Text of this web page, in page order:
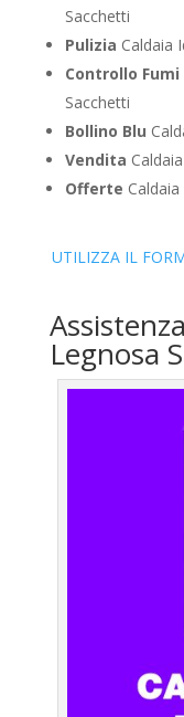
Sacchetti
Pulizia Caldaia
Controllo Fumi
Sacchetti
Bollino Blu
Vendita
Offerte
UTILIZZA IL
Legnosa